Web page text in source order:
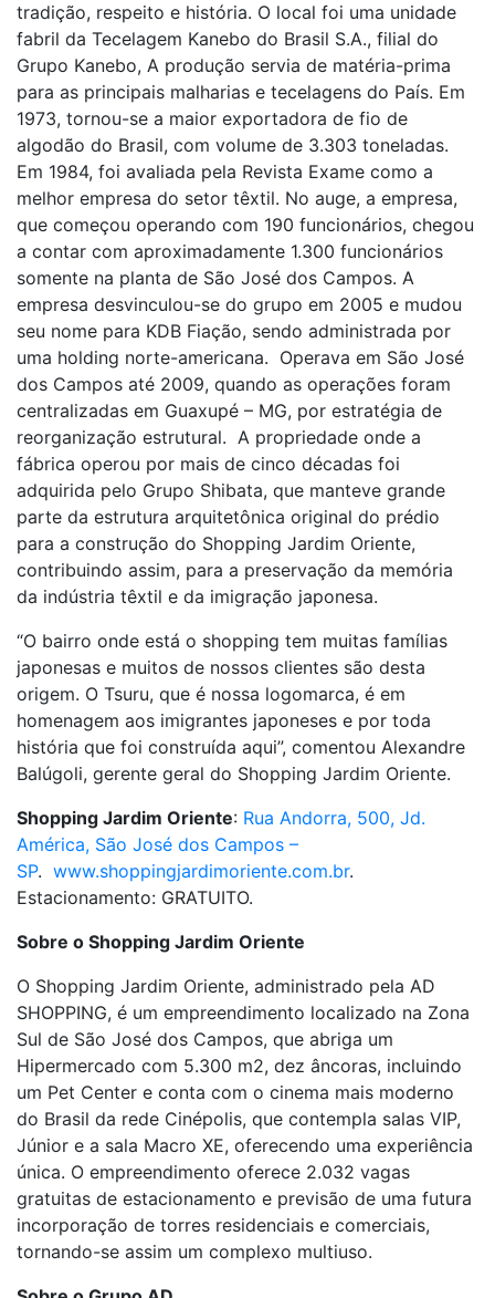
tradição, respeito e história. O local foi uma unidade
fabril da Tecelagem Kanebo do Brasil S.A., filial do
Grupo Kanebo, A produção servia de matéria-prima
para as principais malharias e tecelagens do País. Em
1973, tornou-se a maior exportadora de fio de
algodão do Brasil, com volume de 3.303 toneladas.
Em 1984, foi avaliada pela Revista Exame como a
melhor empresa do setor têxtil. No auge, a empresa,
que começou operando com 190 funcionários, chegou
a contar com aproximadamente 1.300 funcionários
somente na planta de São José dos Campos. A
empresa desvinculou-se do grupo em 2005 e mudou
seu nome para KDB Fiação, sendo administrada por
uma holding norte-americana. Operava em São José
dos Campos até 2009, quando as operações foram
centralizadas em Guaxupé – MG, por estratégia de
reorganização estrutural. A propriedade onde a
fábrica operou por mais de cinco décadas foi
adquirida pelo Grupo Shibata, que manteve grande
parte da estrutura arquitetônica original do prédio
para a construção do Shopping Jardim Oriente,
contribuindo assim, para a preservação da memória
da indústria têxtil e da imigração japonesa.
“O bairro onde está o shopping tem muitas famílias
japonesas e muitos de nossos clientes são desta
origem. O Tsuru, que é nossa logomarca, é em
homenagem aos imigrantes japoneses e por toda
história que foi construída aqui”, comentou Alexandre
Balúgoli, gerente geral do Shopping Jardim Oriente.
Shopping Jardim Oriente: Rua Andorra, 500, Jd.
América, São José dos Campos –
SP. www.shoppingjardimoriente.com.br.
Estacionamento: GRATUITO.
Sobre o Shopping Jardim Oriente
O Shopping Jardim Oriente, administrado pela AD
SHOPPING, é um empreendimento localizado na Zona
Sul de São José dos Campos, que abriga um
Hipermercado com 5.300 m2, dez âncoras, incluindo
um Pet Center e conta com o cinema mais moderno
do Brasil da rede Cinépolis, que contempla salas VIP,
Júnior e a sala Macro XE, oferecendo uma experiência
única. O empreendimento oferece 2.032 vagas
gratuitas de estacionamento e previsão de uma futura
incorporação de torres residenciais e comerciais,
tornando-se assim um complexo multiuso.